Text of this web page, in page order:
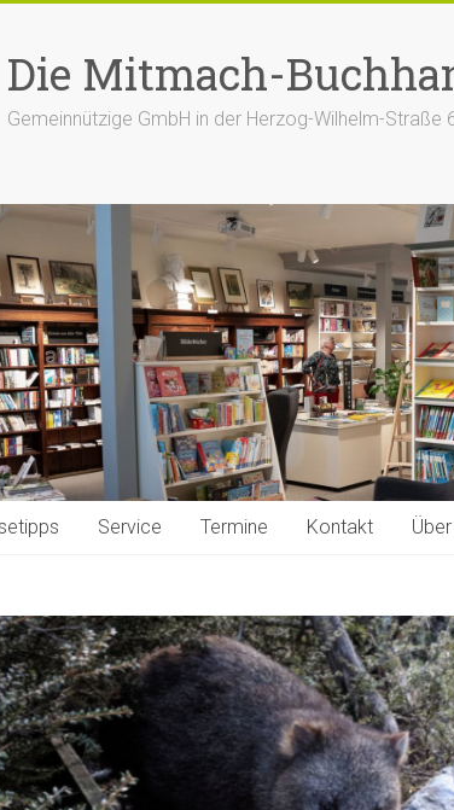
Die Mitmach-
Gemeinnützige GmbH in der Herzog-Wilhelm-Straße
Service Termine Kontakt